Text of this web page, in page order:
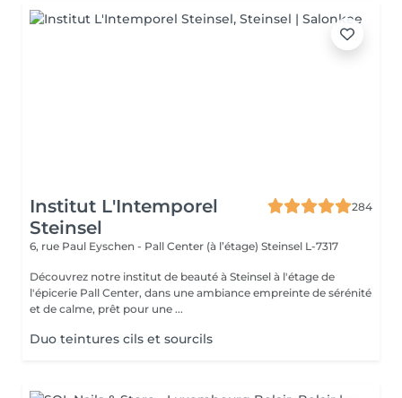
Institut L'Intemporel
Steinsel
284
6, rue Paul Eyschen - Pall Center (à l’étage) Steinsel L-7317
Découvrez notre institut de beauté à Steinsel à l'étage de
l'épicerie Pall Center, dans une ambiance empreinte de sérénité
et de calme, prêt pour une ...
Duo teintures cils et sourcils